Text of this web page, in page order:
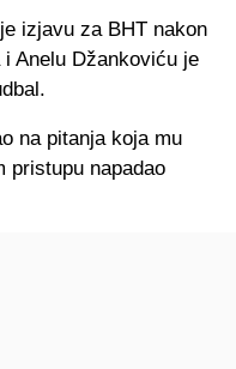
izjavu za BHT nakon
Anelu Džankoviću je
na pitanja koja mu
pristupu napadao